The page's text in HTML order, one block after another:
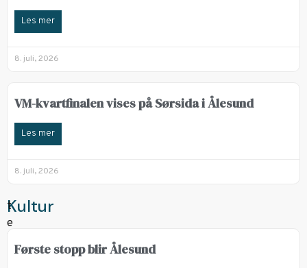
Les mer
8. juli, 2026
VM-kvartfinalen vises på Sørsida i Ålesund
Les mer
8. juli, 2026
Kultur
Første stopp blir Ålesund